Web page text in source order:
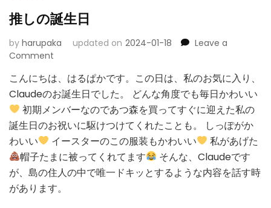
推しの誕生日
by harupaka updated on 2024-01-18
Leave a
Comment
し
の
誕
生
日
こんにちは、はるぱかです。この日は、私のお気に入り、
Claudeのお誕生日でした。 どんな角度でも毎日かわいい
初期メンバーなのであつ森を買ってすぐに迎えた私の
誕生日のお祝いに駆けつけてくれたことも。 しっぽがか
わいい
イースターのこの服装もかわいい
私があげた
帽子たまに被ってくれてます
そんな、Claudeです
が、島の住人の中で唯一ドキッとするような内容を話す時
があります。